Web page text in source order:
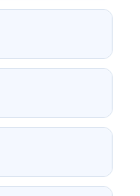
기사·ADsP 선호
소, YBM 등)에서
비가 가능합니다.
난이도 차이가